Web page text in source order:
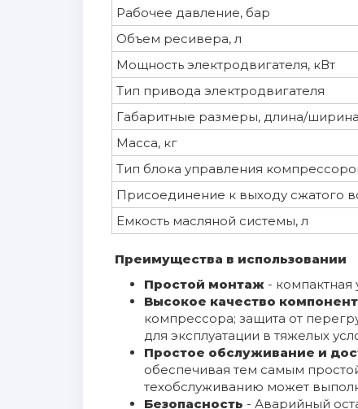
Рабочее давление, бар
Объем ресивера, л
Мощность электродвигателя, кВт
Тип привода электродвигателя
Габаритные размеры, длина/
Масса, кг
Тип блока управления
Присоединение к выходу сжатого
Емкость масляной системы, л
Преимущества в использовании
Простой монтаж -
Высокое качество
компрессора; защита от
для эксплуатации в тяжелых
Простое обслуживание и
обеспечивая тем самым
техобслуживанию может
Безопасность - Аварийный